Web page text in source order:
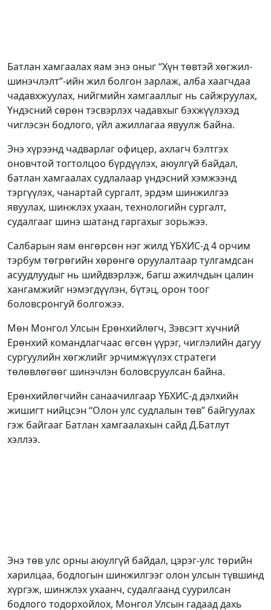
Батлан хамгаалах яам энэ оныг “Хүн төвтэй хөгжил-
шинэчлэлт”-ийн жил болгон зарлаж, алба хаагчдаа
чадавхжуулах, нийгмийн хамгааллыг нь сайжруулах,
Үндэсний сөрөн тэсвэрлэх чадавхыг бэхжүүлэхэд
чиглэсэн бодлого, үйл ажиллагаа явуулж байна.
Энэ хүрээнд чадварлаг офицер, ахлагч бэлтгэх
оновчтой тогтолцоо бүрдүүлэх, аюулгүй байдал,
батлан хамгаалах судлалаар үндэсний хэмжээнд
тэргүүлэх, чанартай сургалт, эрдэм шинжилгээ
явуулах, шинжлэх ухаан, технологийн сургалт,
судалгааг шинэ шатанд гаргахыг зорьжээ.
Салбарын яам өнгөрсөн нэг жилд ҮБХИС-д 4 орчим
тэрбум төгрөгийн хөрөнгө оруулалтаар тулгамдсан
асуудлуудыг нь шийдвэрлэж, багш ажилчдын цалин
хангамжийг нэмэгдүүлэн, бүтэц, орон тоог
боловсронгуй болгожээ.
Мөн Монгол Улсын Ерөнхийлөгч, Зэвсэгт хүчний
Ерөнхий командлагчаас өгсөн үүрэг, чиглэлийн дагуу
сургуулийн хөгжлийг эрчимжүүлэх стратеги
төлөвлөгөөг шинэчлэн боловсруулсан байна.
Ерөнхийлөгчийн санаачилгаар ҮБХИС-д дэлхийн
жишигт нийцсэн “Олон улс судлалын төв” байгуулах
гэж байгааг Батлан хамгаалахын сайд Д.Батлут
хэллээ.
Энэ төв улс орны аюулгүй байдал, цэрэг-улс төрийн
харилцаа, бодлогын шинжилгээг олон улсын түвшинд
хүргэж, шинжлэх ухаанч, судалгаанд суурилсан
бодлого тодорхойлох, Монгол Улсын гадаад дахь